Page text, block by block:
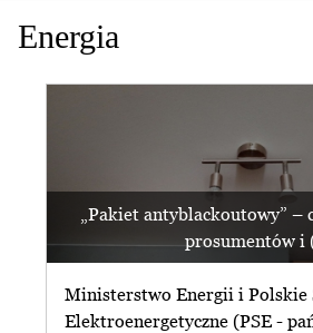
Energia
„Pakiet antyblackoutowy” –
prosumentów i
Ministerstwo Energii i Polskie
Elektroenergetyczne (PSE -